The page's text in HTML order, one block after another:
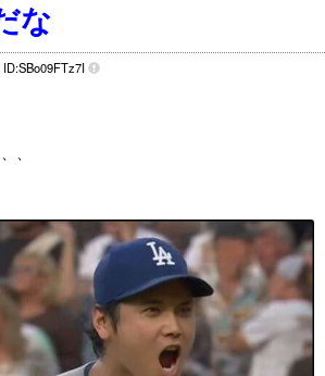
な
、